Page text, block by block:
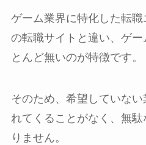
ゲーム業界に特化した転
の転職サイトと違い、ゲ
とんど無いのが特徴です。
そのため、希望していな
れてくることがなく、無
りません。